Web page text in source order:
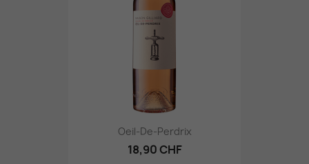
Oeil-De-Perdrix
18,90 CHF